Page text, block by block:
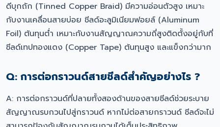
ดีบุกถัก (Tinned Copper Braid) มีความอ่อนตัวสูง เหมาะ
กับงานเคลื่อนสายบ่อย ชีลด์อะลูมิเนียมฟอยล์ (Aluminum
Foil) ต้นทุนต่ำ เหมาะกับงานสัญญาณความถี่สูงติดตั้งอยู่กับที่
ชีลด์เทปทองแดง (Copper Tape) ต้นทุนสูง และแข็งกว่ามาก
Q: การต่อกราวนด์สายชีลด์สำคัญอย่างไร ?
A: การต่อกราวนด์ที่ปลายทั้งสองด้านของสายชีลด์ช่วยระบาย
สัญญาณรบกวนไปสู่กราวนด์ หากไม่ต่อสายกราวนด์ ชีลด์จะไม่